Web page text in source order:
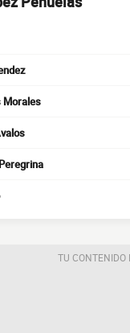
Morales
TU CONTENIDO